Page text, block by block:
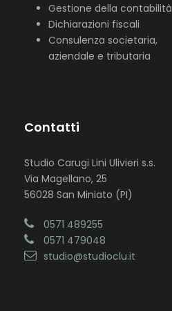
Gestione della contabilità
Dichiarazioni fiscali
Consulenza societaria,
aziendale e tributaria
Contatti
Studio Carugi Lini Ulivieri s.s.
Via Magellano, 25
56028 San Miniato (PI)
0571 489255
0571 479048
studio@studioclu.it